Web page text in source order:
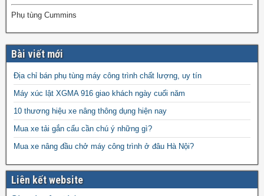
Phụ tùng Cummins
Bài viết mới
Địa chỉ bán phụ tùng máy công trình chất lượng, uy tín
Máy xúc lật XGMA 916 giao khách ngày cuối năm
10 thương hiệu xe nâng thông dụng hiện nay
Mua xe tải gắn cẩu cần chú ý những gì?
Mua xe nâng đầu chở máy công trình ở đâu Hà Nội?
Liên kết website